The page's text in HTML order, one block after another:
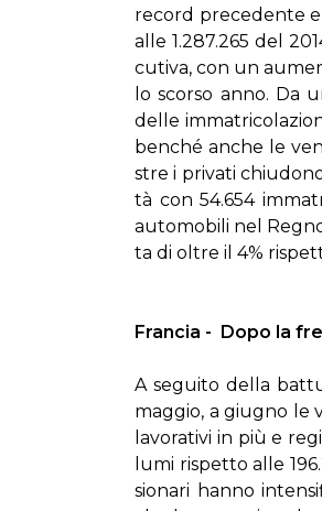
re­cord pre­ce­den­te
al­le 1.287.265 del
cu­ti­va, con un
lo scor­so an­no. Da
del­le
ben­ché an­che le
stre i pri­va­ti chiu­do­no
tà con 54.654
au­to­mo­bi­li nel
ta di ol­tre il 4%
Fran­cia - Do­po la
A se­gui­to del­la
mag­gio, a giu­gno le
la­vo­ra­ti­vi in più e
lu­mi ri­spet­to al­le
sio­na­ri han­no